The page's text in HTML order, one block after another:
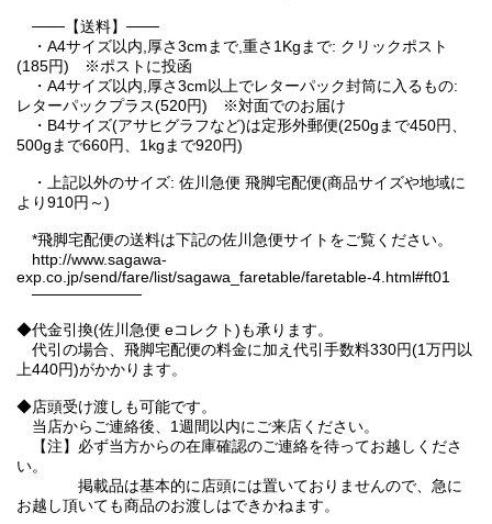
───【送料】───
・A4サイズ以内,厚さ3cmまで,重さ1Kgまで: クリックポスト
(185円) ※ポストに投函
・A4サイズ以内,厚さ3cm以上でレターパック封筒に入るもの:
レターパックプラス(520円) ※対面でのお届け
・B4サイズ(アサヒグラフなど)は定形外郵便(250gまで450円、
500gまで660円、1kgまで920円)
・上記以外のサイズ: 佐川急便 飛脚宅配便(商品サイズや地域に
より910円～)
*飛脚宅配便の送料は下記の佐川急便サイトをご覧ください。
http://www.sagawa-
exp.co.jp/send/fare/list/sagawa_faretable/faretable-4.html#ft01
──────────
◆代金引換(佐川急便 eコレクト)も承ります。
代引の場合、飛脚宅配便の料金に加え代引手数料330円(1万円以
上440円)がかかります。
◆店頭受け渡しも可能です。
当店からご連絡後、1週間以内にご来店ください。
【注】必ず当方からの在庫確認のご連絡を待ってお越しくださ
い。
掲載品は基本的に店頭には置いておりませんので、急に
お越し頂いても商品のお渡しはできかねます。